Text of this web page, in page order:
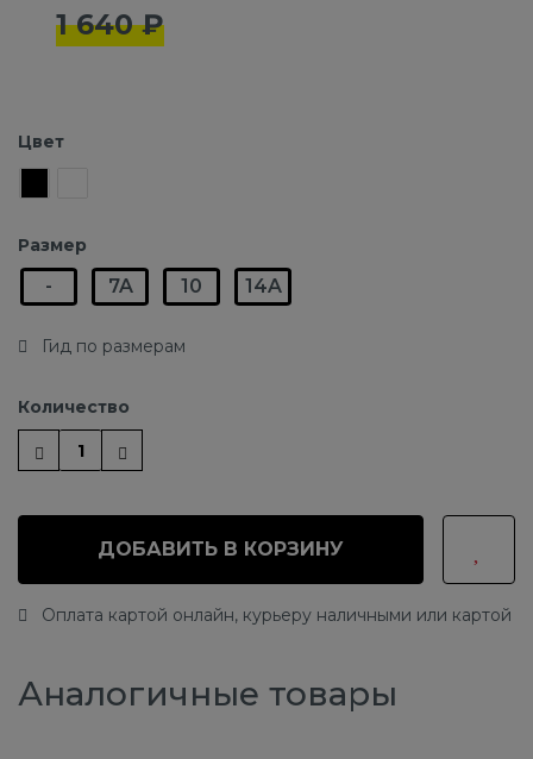
1 640 ₽
Цвет
Размер
- 7A 10 14A
Гид по размерам
Количество
ДОБАВИТЬ В КОРЗИНУ
Оплата картой онлайн, курьеру наличными или картой
Аналогичные товары